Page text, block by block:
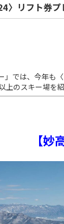
〉リフト券
」では、今年も
のスキー場を紹
【妙